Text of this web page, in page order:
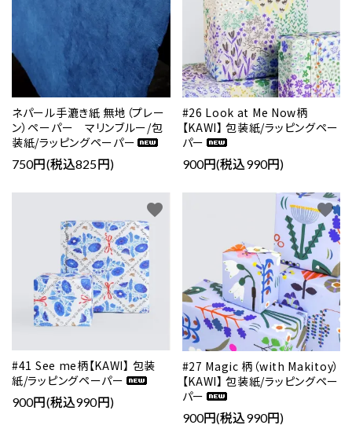
ネパール手漉き紙 無地（プレー
ン）ペーパー マリンブルー/包
装紙/ラッピングペーパー
750円(税込825円)
#26 Look at Me Now柄
【KAWI】 包装紙/ラッピングペー
パー
900円(税込990円)
#41 See me柄【KAWI】 包装
紙/ラッピングペーパー
900円(税込990円)
favorite
#27 Magic 柄（with Makitoy）
【KAWI】 包装紙/ラッピングペー
パー
900円(税込990円)
favorite